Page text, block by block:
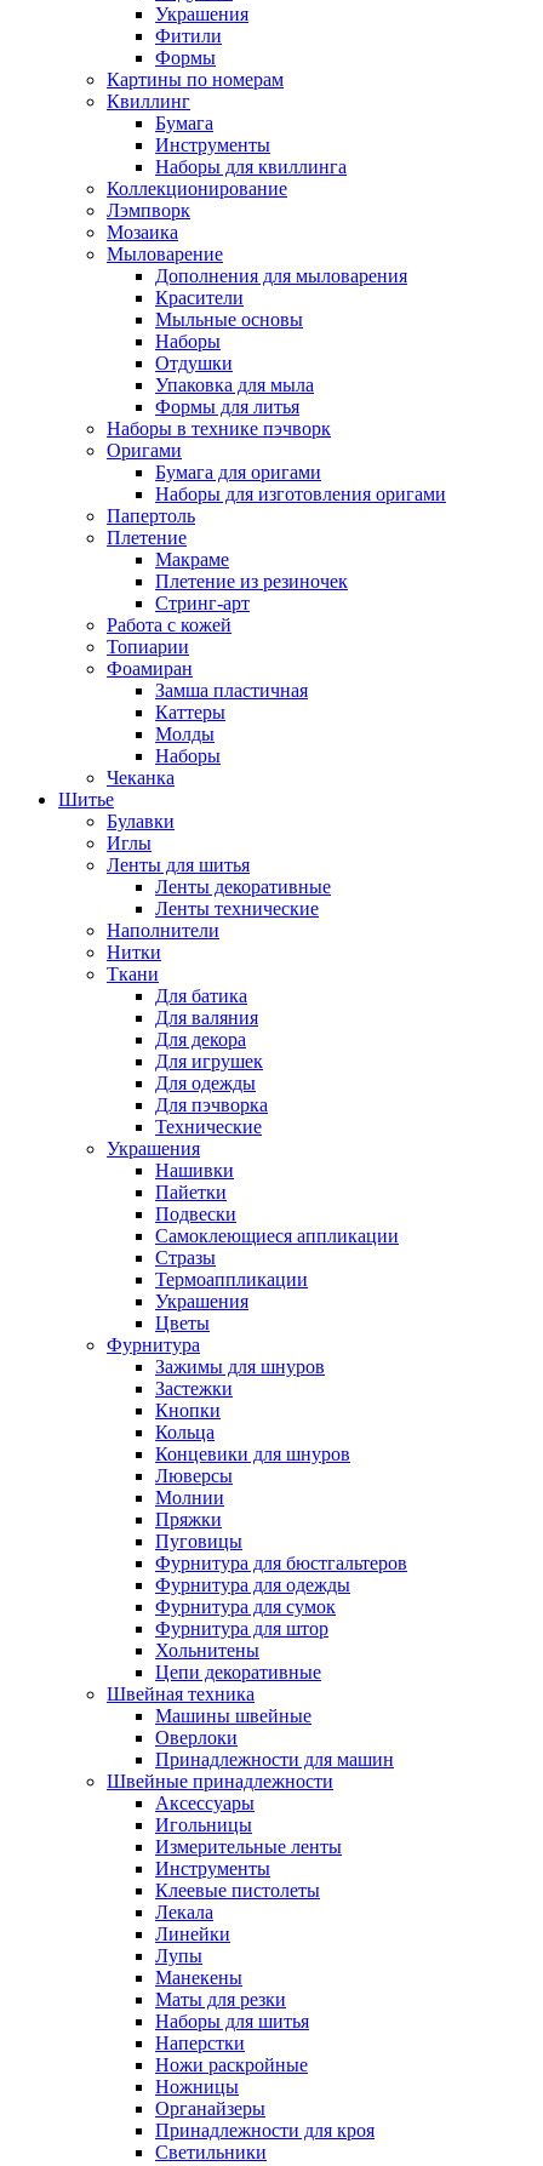
Украшения
Фитили
Формы
Картины по номерам
Квиллинг
Бумага
Инструменты
Наборы для квиллинга
Коллекционирование
Лэмпворк
Мозаика
Мыловарение
Дополнения для мыловарения
Красители
Мыльные основы
Наборы
Отдушки
Упаковка для мыла
Формы для литья
Наборы в технике пэчворк
Оригами
Бумага для оригами
Наборы для изготовления оригами
Папертоль
Плетение
Макраме
Плетение из резиночек
Стринг-арт
Работа с кожей
Топиарии
Фоамиран
Замша пластичная
Каттеры
Молды
Наборы
Чеканка
Шитье
Булавки
Иглы
Ленты для шитья
Ленты декоративные
Ленты технические
Наполнители
Нитки
Ткани
Для батика
Для валяния
Для декора
Для игрушек
Для одежды
Для пэчворка
Технические
Украшения
Нашивки
Пайетки
Подвески
Самоклеющиеся аппликации
Стразы
Термоаппликации
Украшения
Цветы
Фурнитура
Зажимы для шнуров
Застежки
Кнопки
Кольца
Концевики для шнуров
Люверсы
Молнии
Пряжки
Пуговицы
Фурнитура для бюстгальтеров
Фурнитура для одежды
Фурнитура для сумок
Фурнитура для штор
Хольнитены
Цепи декоративные
Швейная техника
Машины швейные
Оверлоки
Принадлежности для машин
Швейные принадлежности
Аксессуары
Игольницы
Измерительные ленты
Инструменты
Клеевые пистолеты
Лекала
Линейки
Лупы
Манекены
Маты для резки
Наборы для шитья
Наперстки
Ножи раскройные
Ножницы
Органайзеры
Принадлежности для кроя
Светильники